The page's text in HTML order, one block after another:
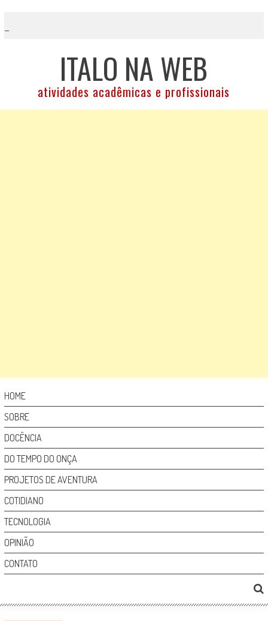
content
ITALO NA WEB
atividades acadêmicas e profissionais
HOME
SOBRE
DOCÊNCIA
DO TEMPO DO ONÇA
PROJETOS DE AVENTURA
COTIDIANO
TECNOLOGIA
OPINIÃO
CONTATO